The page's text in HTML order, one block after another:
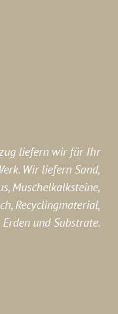
liefern wir für Ihr
Wir liefern Sand,
Muschelkalksteine,
Recyclingmaterial,
Erden und Substrate.